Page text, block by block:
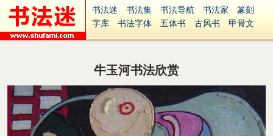
书法迷 书法集 书法导航 书法家
篆刻
字库
书法字体 五体书 古风书
甲骨文
集字
字形 大字 篆刻之家
古籍
中医 象棋 游戏
起名
识字 签名
硬筆字
字体下载
免费字体 中文字体
英文字体
Ai矢量
P图宝 南无阿弥陀佛
意见反馈
安全网站
捐赠 繁體版
牛玉河书法欣赏